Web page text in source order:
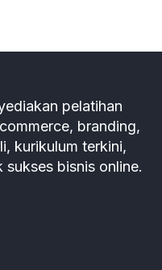
pelatihan
branding,
kurikulum terkini,
bisnis online.